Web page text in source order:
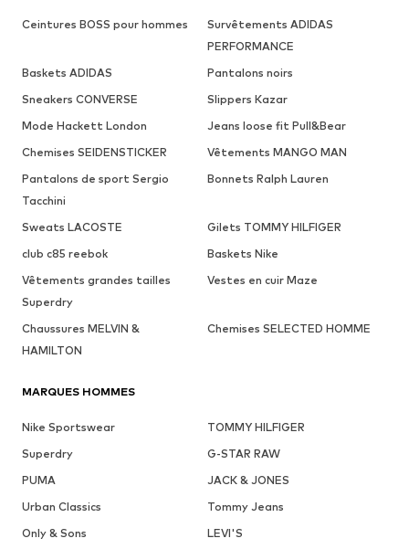
Ceintures BOSS pour hommes
Survêtements ADIDAS
PERFORMANCE
Baskets ADIDAS
Pantalons noirs
Sneakers CONVERSE
Slippers Kazar
Mode Hackett London
Jeans loose fit Pull&Bear
Chemises SEIDENSTICKER
Vêtements MANGO MAN
Pantalons de sport Sergio
Tacchini
Bonnets Ralph Lauren
Sweats LACOSTE
Gilets TOMMY HILFIGER
club c85 reebok
Baskets Nike
Vêtements grandes tailles
Superdry
Vestes en cuir Maze
Chaussures MELVIN &
HAMILTON
Chemises SELECTED HOMME
MARQUES HOMMES
Nike Sportswear
TOMMY HILFIGER
Superdry
G-STAR RAW
PUMA
JACK & JONES
Urban Classics
Tommy Jeans
Only & Sons
LEVI'S